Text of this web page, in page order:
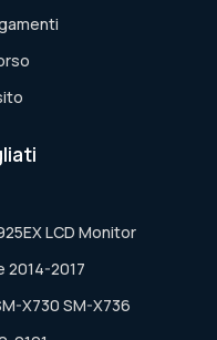
LCD Monitor
2014-2017
X730 SM-X736